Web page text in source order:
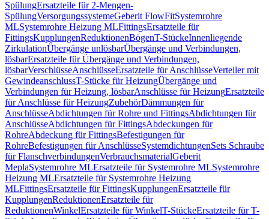
SpülungErsatzteile für 2-Mengen-
SpülungVersorgungssystemeGeberit FlowFitSystemrohre
MLSystemrohre Heizung MLFittingsErsatzteile für
FittingsKupplungenReduktionenBögenT-StückeInnenliegende
ZirkulationÜbergänge unlösbarÜbergänge und Verbindungen,
lösbarErsatzteile für Übergänge und Verbindungen,
lösbarVerschlüsseAnschlüsseErsatzteile für AnschlüsseVerteiler mit
GewindeanschlussT-Stücke für HeizungÜbergänge und
Verbindungen für Heizung, lösbarAnschlüsse für HeizungErsatzteile
für Anschlüsse für HeizungZubehörDämmungen für
AnschlüsseAbdichtungen für Rohre und FittingsAbdichtungen für
AnschlüsseAbdichtungen für FittingsAbdeckungen für
RohreAbdeckung für FittingsBefestigungen für
RohreBefestigungen für AnschlüsseSystemdichtungenSets Schraube
für FlanschverbindungenVerbrauchsmaterialGeberit
MeplaSystemrohre MLErsatzteile für Systemrohre MLSystemrohre
Heizung MLErsatzteile für Systemrohre Heizung
MLFittingsErsatzteile für FittingsKupplungenErsatzteile für
KupplungenReduktionenErsatzteile für
ReduktionenWinkelErsatzteile für WinkelT-StückeErsatzteile für T-